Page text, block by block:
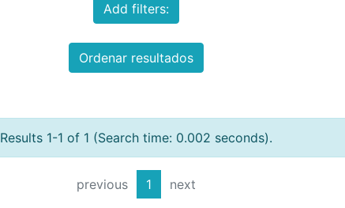
Add filters:
Ordenar resultados
Results 1-1 of 1 (Search time: 0.002 seconds).
previous 1 next